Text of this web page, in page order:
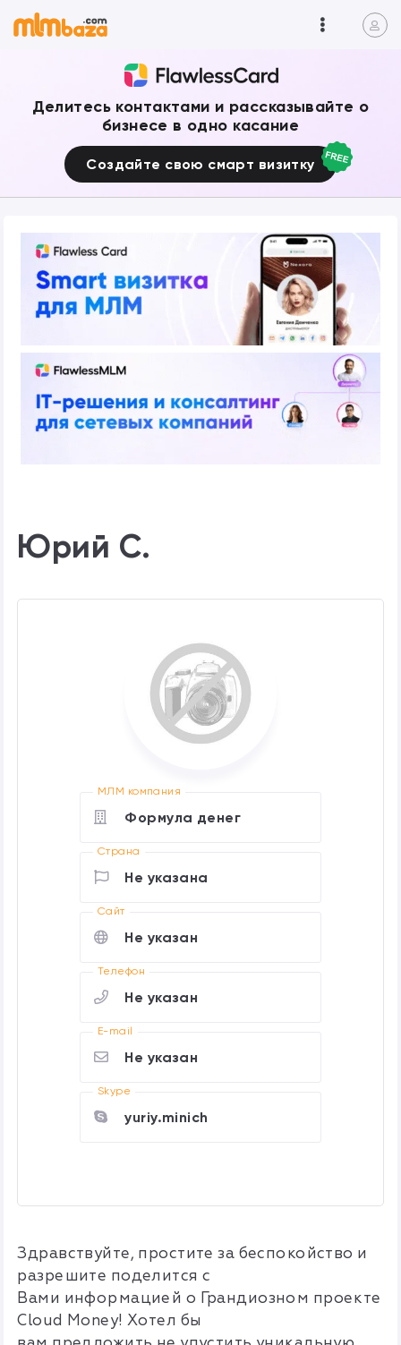
Делитесь контактами и рассказывайте о
бизнесе в одно касание
Создайте свою смарт визитку
Юрий С.
МЛМ компания
Формула денег
Страна
Не указана
Cайт
Не указан
Телефон
Не указан
E-mail
Не указан
Skype
yuriy.minich
Здравствуйте, простите за беспокойство и
разрешите поделится с
Вами информацией о Грандиозном проекте
Cloud Money! Хотел бы